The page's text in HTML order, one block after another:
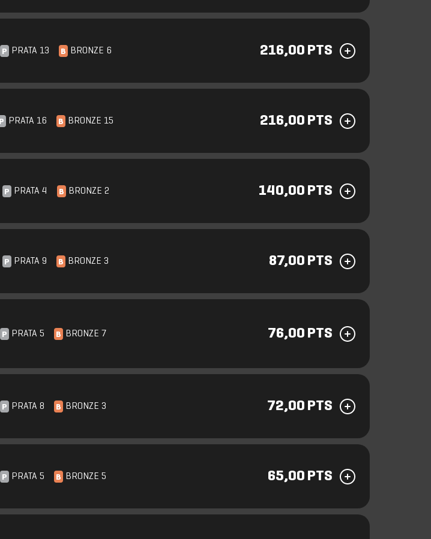
P PRATA 13 B BRONZE 6 216,00 PTS
P PRATA 16 B BRONZE 15 216,00 PTS
P PRATA 4 B BRONZE 2 140,00 PTS
P PRATA 9 B BRONZE 3 87,00 PTS
P PRATA 5 B BRONZE 7 76,00 PTS
P PRATA 8 B BRONZE 3 72,00 PTS
P PRATA 5 B BRONZE 5 65,00 PTS